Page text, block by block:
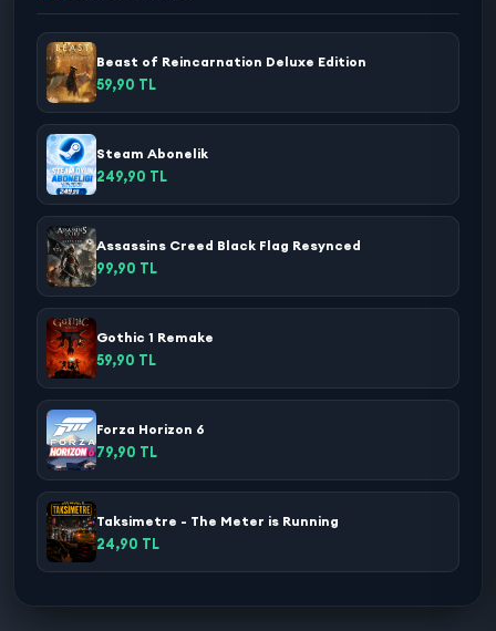
Beast of Reincarnation Deluxe Edition
59,90 TL
Steam Abonelik
249,90 TL
Assassins Creed Black Flag Resynced
99,90 TL
Gothic 1 Remake
59,90 TL
Forza Horizon 6
79,90 TL
Taksimetre - The Meter is Running
24,90 TL